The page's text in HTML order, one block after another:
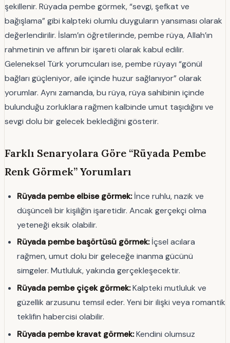
şekillenir. Rüyada pembe görmek, “sevgi, şefkat ve
bağışlama” gibi kalpteki olumlu duyguların yansıması olarak
değerlendirilir. İslam’ın öğretilerinde, pembe rüya, Allah’ın
rahmetinin ve affının bir işareti olarak kabul edilir.
Geleneksel Türk yorumcuları ise, pembe rüyayı “gönül
bağları güçleniyor, aile içinde huzur sağlanıyor” olarak
yorumlar. Aynı zamanda, bu rüya, rüya sahibinin içinde
bulunduğu zorluklara rağmen kalbinde umut taşıdığını ve
sevgi dolu bir gelecek beklediğini gösterir.
Farklı Senaryolara Göre “Rüyada Pembe
Renk Görmek” Yorumları
Rüyada pembe elbise görmek:İnce ruhlu, nazik ve
düşünceli bir kişiliğin işaretidir. Ancak gerçekçi olma
yeteneği eksik olabilir.
Rüyada pembe başörtüsü görmek:İçsel acılara
rağmen, umut dolu bir geleceğe inanma gücünü
simgeler. Mutluluk, yakında gerçekleşecektir.
Rüyada pembe çiçek görmek:Kalpteki mutluluk ve
güzellik arzusunu temsil eder. Yeni bir ilişki veya romantik
teklifin habercisi olabilir.
Rüyada pembe kravat görmek:Kendini olumsuz